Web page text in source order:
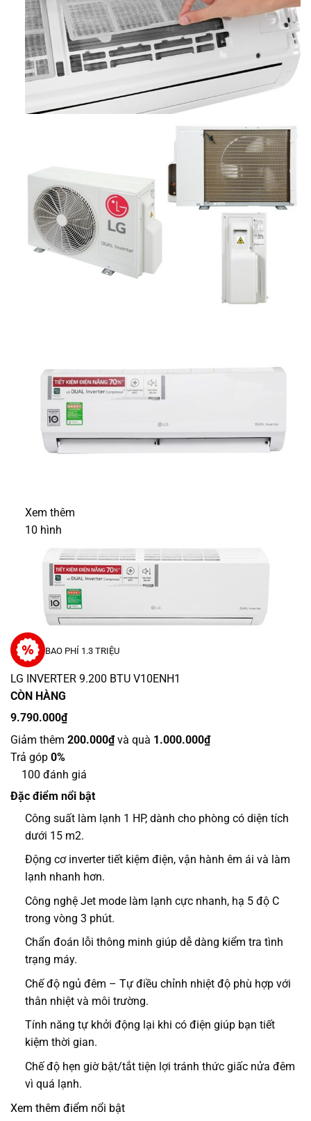
Xem thêm
10 hình
BAO PHÍ 1.3 TRIỆU
LG INVERTER 9.200 BTU V10ENH1
CÒN HÀNG
9.790.000₫
Giảm thêm 200.000₫và quà 1.000.000₫
Trả góp 0%
100 đánh giá
Đặc điểm nổi bật
Công suất làm lạnh 1 HP, dành cho phòng có diện tích
dưới 15 m2.
Động cơ inverter tiết kiệm điện, vận hành êm ái và làm
lạnh nhanh hơn.
Công nghệ Jet mode làm lạnh cực nhanh, hạ 5 độ C
trong vòng 3 phút.
Chẩn đoán lỗi thông minh giúp dễ dàng kiểm tra tình
trạng máy.
Chế độ ngủ đêm – Tự điều chỉnh nhiệt độ phù hợp với
thân nhiệt và môi trường.
Tính năng tự khởi động lại khi có điện giúp bạn tiết
kiệm thời gian.
Chế độ hẹn giờ bật/tắt tiện lợi tránh thức giấc nửa đêm
vì quá lạnh.
Xem thêm điểm nổi bật